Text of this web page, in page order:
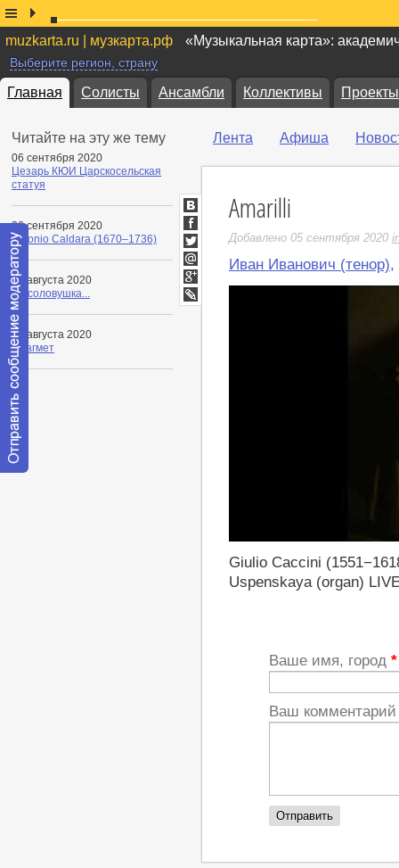
muzkarta.ru | музкарта.рф «Музыкальная карта»:
Выберите регион, страну
Главная Солисты Ансамбли Коллективы Проекты
Читайте на эту же тему
06 сентября 2020
Цезарь КЮИ Царскосельская
статуя
06 сентября 2020
Antonio Caldara (1670–1736)
04 августа 2020
Ты соловушка...
03 августа 2020
Фрагмет
Лента Афиша
Amarilli
Добавлено 05 сентября 2020
Иван Иванович (тенор),
Giulio Caccini
Uspenskaya (organ)
ВКонтакте
Facebook
Twitter
Мой
Мир
Google+
LiveJournal
Ваше имя, город *
Ваш